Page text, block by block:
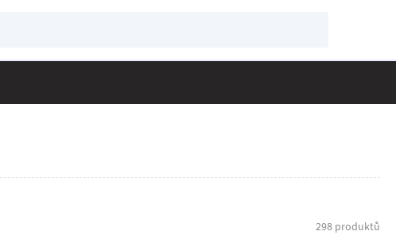
298 produktů